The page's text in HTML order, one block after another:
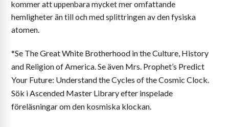
kommer att uppenbara mycket mer omfattande
hemligheter än till och med splittringen av den fysiska
atomen.
*Se The Great White Brotherhood in the Culture, History
and Religion of America. Se även Mrs. Prophet’s Predict
Your Future: Understand the Cycles of the Cosmic Clock.
Sök i Ascended Master Library efter inspelade
föreläsningar om den kosmiska klockan.